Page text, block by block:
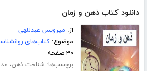
دانلود کتاب ذهن و زمان
از: میرویس عبدللهی
موضوع:کتاب‌های
۳۰ صفحه
برچسب‌ها:شناخت ذهن،